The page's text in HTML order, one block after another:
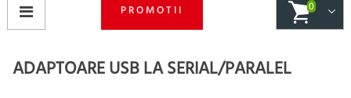
PROMOTII 0
ADAPTOARE USB LA SERIAL/PARALEL